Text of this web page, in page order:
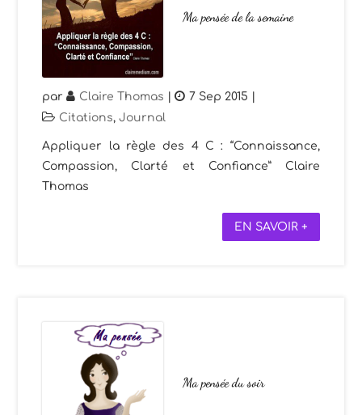
Ma pensée de la semaine
par Claire Thomas | 7 Sep 2015 |
Citations,Journal
Appliquer la règle des 4 C : “Connaissance,
Compassion, Clarté et Confiance” Claire
Thomas
EN SAVOIR +
Ma pensée du soir